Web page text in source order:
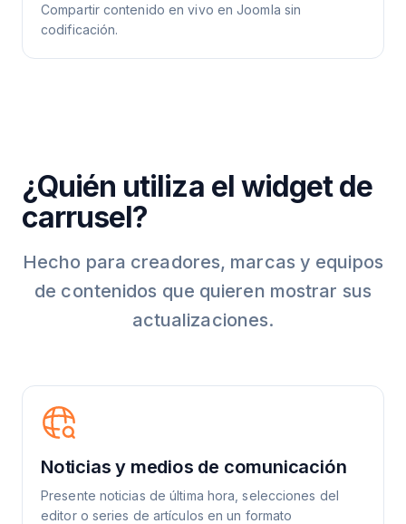
Compartir contenido en vivo en Joomla sin
codificación.
¿Quién utiliza el widget de
carrusel?
Hecho para creadores, marcas y equipos
de contenidos que quieren mostrar sus
actualizaciones.
Noticias y medios de comunicación
Presente noticias de última hora, selecciones del
editor o series de artículos en un formato